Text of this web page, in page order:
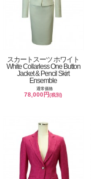
スカートスーツ ホワイト
White Collarless One Button
Jacket & Pencil Skirt
Ensemble
通常価格
78,000円(税別)